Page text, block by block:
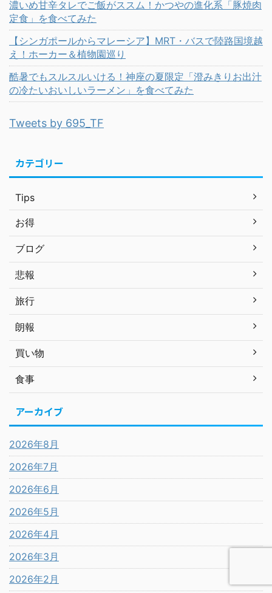
濃いめ甘辛タレでご飯がススム！かつやの進化系「豚焼肉
定食」を食べてみた
【シンガポールからマレーシア】MRT・バスで陸路国境越
え！ホーカー＆植物園巡り
酷暑でもスルスルいける！神座の夏限定「澄みきりお出汁
の冷たいおいしいラーメン」を食べてみた
Tweets by 695_TF
カテゴリー
Tips
お得
ブログ
悲報
旅行
朗報
買い物
食事
アーカイブ
2026年8月
2026年7月
2026年6月
2026年5月
2026年4月
2026年3月
2026年2月